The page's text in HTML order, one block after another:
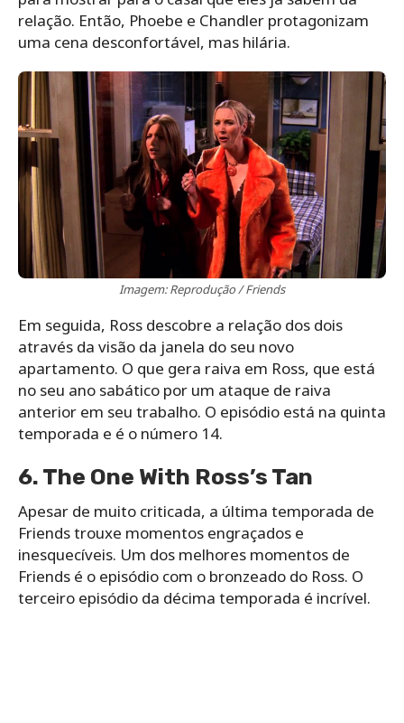
relação. Então, Phoebe e Chandler protagonizam
uma cena desconfortável, mas hilária.
Imagem: Reprodução / Friends
Em seguida, Ross descobre a relação dos dois
através da visão da janela do seu novo
apartamento. O que gera raiva em Ross, que está
no seu ano sabático por um ataque de raiva
anterior em seu trabalho. O episódio está na quinta
temporada e é o número 14.
6. The One With Ross’s Tan
Apesar de muito criticada, a última temporada de
Friends trouxe momentos engraçados e
inesquecíveis. Um dos melhores momentos de
Friends é o episódio com o bronzeado do Ross. O
terceiro episódio da décima temporada é incrível.